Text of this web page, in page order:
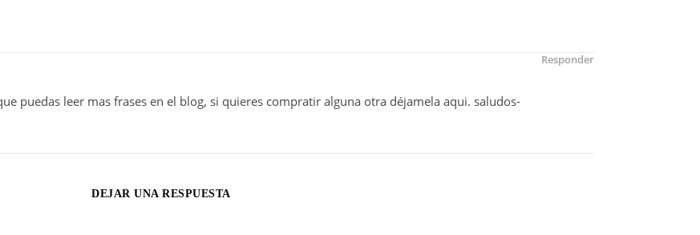
Responder
puedas leer mas frases en el blog, si quieres compratir alguna otra déjamela aqui. saludos-
DEJAR UNA RESPUESTA